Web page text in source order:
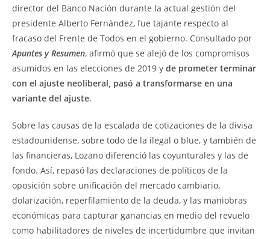
director del Banco Nación durante la actual gestión del
presidente Alberto Fernández, fue tajante respecto al
fracaso del Frente de Todos en el gobierno. Consultado por
Apuntes y Resumen, afirmó que se alejó de los compromisos
asumidos en las elecciones de 2019 y de prometer terminar
con el ajuste neoliberal, pasó a transformarse en una
variante del ajuste.
Sobre las causas de la escalada de cotizaciones de la divisa
estadounidense, sobre todo de la ilegal o blue, y también de
las financieras, Lozano diferenció las coyunturales y las de
fondo. Así, repasó las declaraciones de políticos de la
oposición sobre unificación del mercado cambiario,
dolarización, reperfilamiento de la deuda, y las maniobras
económicas para capturar ganancias en medio del revuelo
como habilitadores de niveles de incertidumbre que invitan